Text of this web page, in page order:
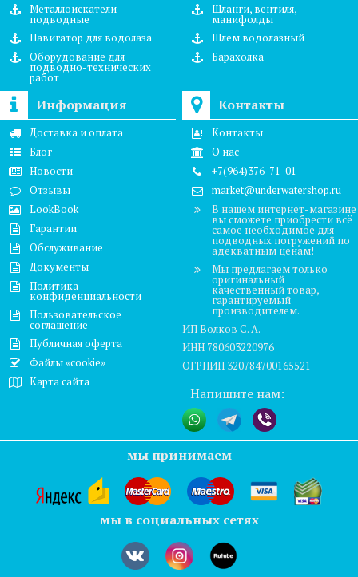
Металлоискатели
подводные
Навигатор для водолаза
Оборудование для
подводно-технических
работ
Шланги, вентиля,
манифолды
Шлем водолазный
Барахолка
Информация
Доставка и оплата
Блог
Новости
Отзывы
LookBook
Гарантии
Обслуживание
Документы
Политика
конфиденциальности
Пользовательское
соглашение
Публичная оферта
Файлы «cookie»
Карта сайта
Контакты
Контакты
О нас
+7(964)376-71-01
market@underwatershop.ru
В нашем интернет-магазине
вы сможете приобрести всё
самое необходимое для
подводных погружений по
адекватным ценам!
Мы предлагаем только
оригинальный
качественный товар,
гарантируемый
производителем.
ИП Волков С. А.
ИНН 780603220976
ОГРНИП 320784700165521
Напишите нам:
мы принимаем
мы в социальных сетях